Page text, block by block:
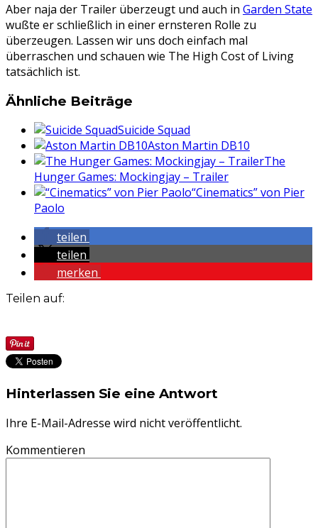
Aber naja der Trailer überzeugt und auch in Garden State
wußte er schließlich in einer ernsteren Rolle zu
überzeugen. Lassen wir uns doch einfach mal
überraschen und schauen wie The High Cost of Living
tatsächlich ist.
Ähnliche Beiträge
Suicide Squad
Aston Martin DB10
The
Hunger Games: Mockingjay – Trailer
“Cinematics” von Pier
Paolo
teilen
teilen
merken
Teilen auf:
Hinterlassen Sie eine Antwort
Ihre E-Mail-Adresse wird nicht veröffentlicht.
Kommentieren